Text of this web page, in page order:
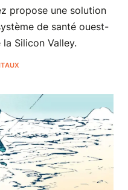
propose une solution
de santé ouest-
Silicon Valley.